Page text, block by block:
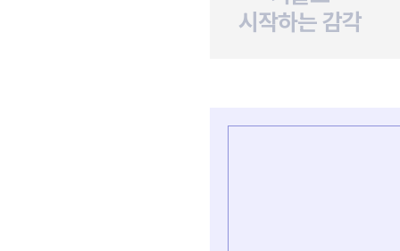
시작하는 감각